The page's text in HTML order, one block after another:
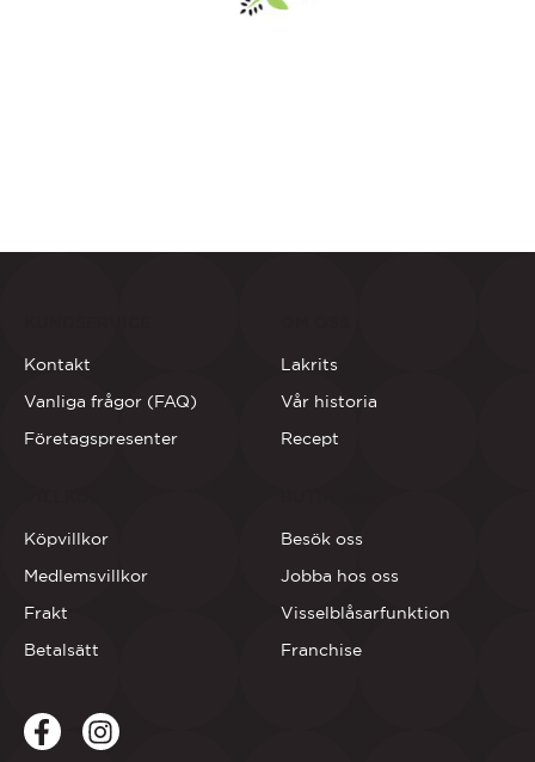
Kontakt
Vanliga frågor (FAQ)
Företagspresenter
Lakrits
Vår historia
Recept
Besök oss
Jobba hos oss
Visselblåsarfunktion
Franchise
Köpvillkor
Medlemsvillkor
Frakt
Betalsätt
FacebookLinkedIn